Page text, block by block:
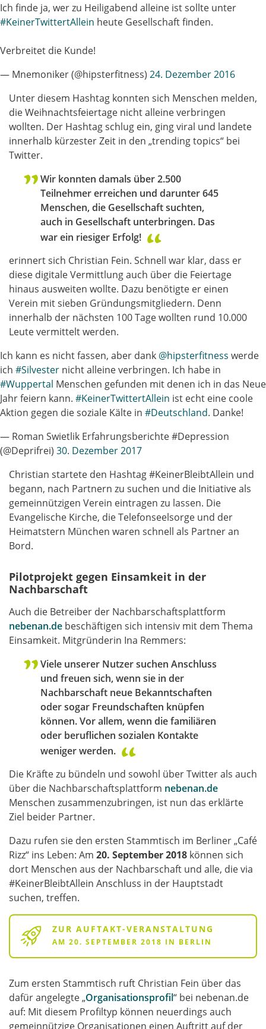
Ich finde ja, wer zu Heiligabend alleine ist sollte unter
#KeinerTwittertAllein heute Gesellschaft finden.
Verbreitet die Kunde!
— Mnemoniker (@hipsterfitness) 24. Dezember 2016
Unter diesem Hashtag konnten sich Menschen melden,
die Weihnachtsfeiertage nicht alleine verbringen
wollten. Der Hashtag schlug ein, ging viral und landete
innerhalb kürzester Zeit in den „trending topics“ bei
Twitter.
Wir konnten damals über 2.500
Teilnehmer erreichen und darunter 645
Menschen, die Gesellschaft suchten,
auch in Gesellschaft unterbringen. Das
war ein riesiger Erfolg!
erinnert sich Christian Fein. Schnell war klar, dass er
diese digitale Vermittlung auch über die Feiertage
hinaus ausweiten wollte. Dazu benötigte er einen
Verein mit sieben Gründungsmitgliedern. Denn
innerhalb der nächsten 100 Tage wollten rund 10.000
Leute vermittelt werden.
Ich kann es nicht fassen, aber dank @hipsterfitness werde
ich #Silvester nicht alleine verbringen. Ich habe in
#Wuppertal Menschen gefunden mit denen ich in das Neue
Jahr feiern kann. #KeinerTwittertAllein ist echt eine coole
Aktion gegen die soziale Kälte in #Deutschland. Danke!
— Roman Swietlik Erfahrungsberichte #Depression
(@Deprifrei) 30. Dezember 2017
Christian startete den Hashtag #KeinerBleibtAllein und
begann, nach Partnern zu suchen und die Initiative als
gemeinnützigen Verein eintragen zu lassen. Die
Evangelische Kirche, die Telefonseelsorge und der
Heimatstern München waren schnell als Partner an
Bord.
Pilotprojekt gegen Einsamkeit in der
Nachbarschaft
Auch die Betreiber der Nachbarschaftsplattform
nebenan.de beschäftigen sich intensiv mit dem Thema
Einsamkeit. Mitgründerin Ina Remmers:
Viele unserer Nutzer suchen Anschluss
und freuen sich, wenn sie in der
Nachbarschaft neue Bekanntschaften
oder sogar Freundschaften knüpfen
können. Vor allem, wenn die familiären
oder beruflichen sozialen Kontakte
weniger werden.
Die Kräfte zu bündeln und sowohl über Twitter als auch
über die Nachbarschaftsplattform nebenan.de
Menschen zusammenzubringen, ist nun das erklärte
Ziel beider Partner.
Dazu rufen sie den ersten Stammtisch im Berliner „Café
Rizz“ ins Leben: Am 20. September 2018 können sich
dort Menschen aus der Nachbarschaft und alle, die via
#KeinerBleibtAllein Anschluss in der Hauptstadt
suchen, treffen.
ZUR AUFTAKT-VERANSTALTUNG
AM 20. SEPTEMBER 2018 IN BERLIN
Zum ersten Stammtisch ruft Christian Fein über das
dafür angelegte „Organisationsprofil“ bei nebenan.de
auf: Mit diesem Profiltyp können neuerdings auch
gemeinnützige Organisationen einen Auftritt auf der